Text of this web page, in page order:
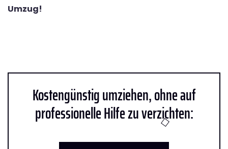
Umzug!
Kostengünstig umziehen, ohne auf
professionelle Hilfe zu verzichten: